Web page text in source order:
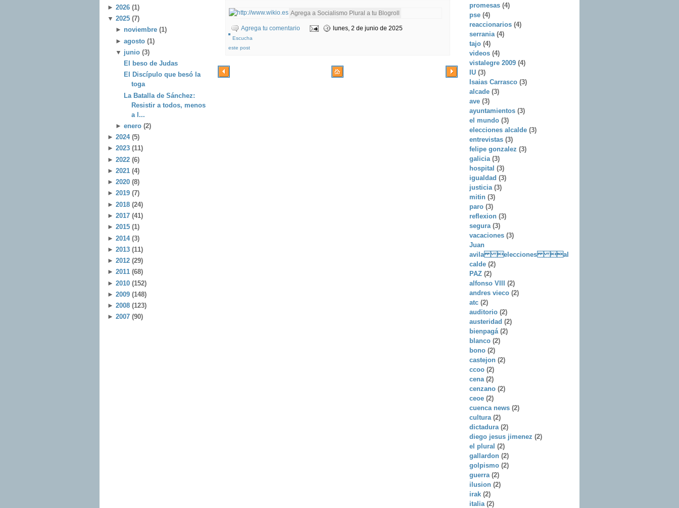
► 2026 (1)
▼ 2025 (7)
► noviembre (1)
► agosto (1)
▼ junio (3)
El beso de Judas
El Discípulo que besó la
toga
La Batalla de Sánchez:
Resistir a todos, menos
a l...
► enero (2)
► 2024 (5)
► 2023 (11)
► 2022 (6)
► 2021 (4)
► 2020 (8)
► 2019 (7)
► 2018 (24)
► 2017 (41)
► 2015 (1)
► 2014 (3)
► 2013 (11)
► 2012 (29)
► 2011 (68)
► 2010 (152)
► 2009 (148)
► 2008 (123)
► 2007 (90)
Agrega tu comentario lunes, 2 de junio de 2025
Escucha
este post
promesas (4)
pse (4)
reaccionarios (4)
serrania (4)
tajo (4)
videos (4)
vistalegre 2009 (4)
IU (3)
Isaias Carrasco (3)
alcade (3)
ave (3)
ayuntamientos (3)
el mundo (3)
elecciones alcalde (3)
entrevistas (3)
felipe gonzalez (3)
galicia (3)
hospital (3)
igualdad (3)
justicia (3)
mitin (3)
paro (3)
reflexion (3)
segura (3)
vacaciones (3)
Juan
avila elecciones al
calde (2)
PAZ (2)
alfonso VIII (2)
andres vieco (2)
atc (2)
auditorio (2)
austeridad (2)
bienpagá (2)
blanco (2)
bono (2)
castejon (2)
ccoo (2)
cena (2)
cenzano (2)
ceoe (2)
cuenca news (2)
cultura (2)
dictadura (2)
diego jesus jimenez (2)
el plural (2)
gallardon (2)
golpismo (2)
guerra (2)
ilusion (2)
irak (2)
italia (2)